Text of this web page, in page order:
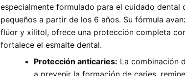
especialmente formulado para el cuidado dental
pequeños a partir de los 6 años. Su fórmula
flúor y xilitol, ofrece una protección completa
fortalece el esmalte dental.
Protección anticaries: La combinación